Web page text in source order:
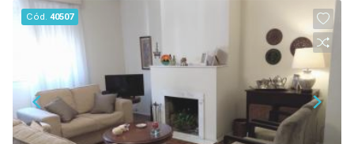
Cód.40507